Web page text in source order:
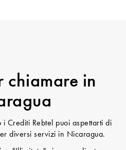
chiamare in
Crediti Rebtel puoi aspettarti di
diversi servizi in Nicaragua.